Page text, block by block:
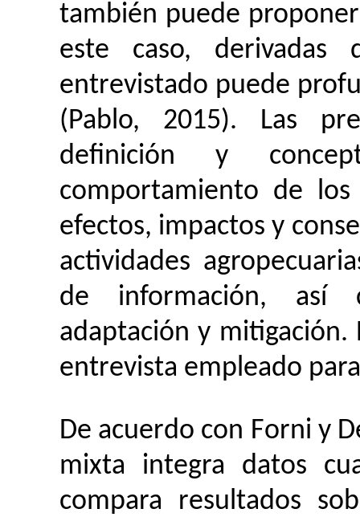
también puede
este caso,
entrevistado puede
(Pablo, 2015). Las
definición y
comportamiento de los
efectos, impactos y
actividades
de información, así
adaptación y mitigación.
entrevista empleado
De acuerdo con Forni y
mixta integra datos
compara resultados